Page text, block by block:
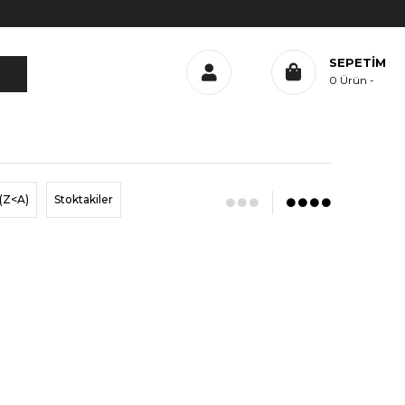
SEPETIM
0 Ürün
Stoktakiler